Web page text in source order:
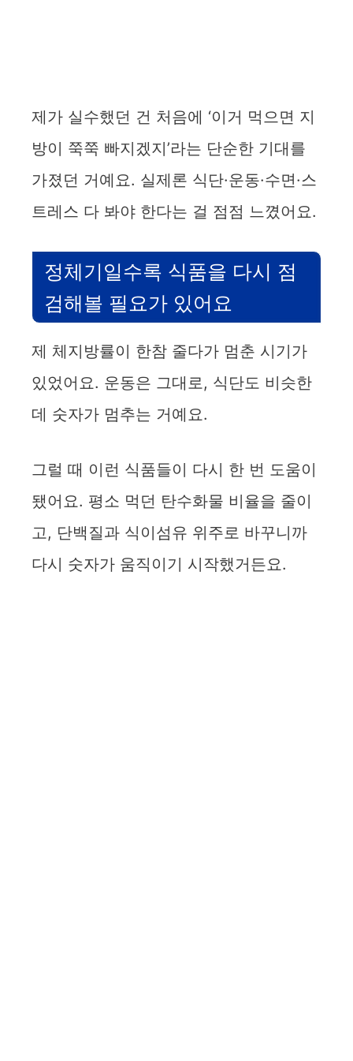
제가 실수했던 건 처음에 ‘이거 먹으면 지
방이 쭉쭉 빠지겠지’라는 단순한 기대를
가졌던 거예요. 실제론 식단·운동·수면·스
트레스 다 봐야 한다는 걸 점점 느꼈어요.
정체기일수록 식품을 다시 점
검해볼 필요가 있어요
제 체지방률이 한참 줄다가 멈춘 시기가
있었어요. 운동은 그대로, 식단도 비슷한
데 숫자가 멈추는 거예요.
그럴 때 이런 식품들이 다시 한 번 도움이
됐어요. 평소 먹던 탄수화물 비율을 줄이
고, 단백질과 식이섬유 위주로 바꾸니까
다시 숫자가 움직이기 시작했거든요.